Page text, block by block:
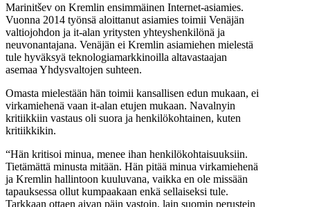
Marinitšev on Kremlin ensimmäinen Internet-asiamies.
Vuonna 2014 työnsä aloittanut asiamies toimii Venäjän
valtiojohdon ja it-alan yritysten yhteyshenkilönä ja
neuvonantajana. Venäjän ei Kremlin asiamiehen mielestä
tule hyväksyä teknologiamarkkinoilla altavastaajan
asemaa Yhdysvaltojen suhteen.
Omasta mielestään hän toimii kansallisen edun mukaan, ei
virkamiehenä vaan it-alan etujen mukaan. Navalnyin
kritiikkiin vastaus oli suora ja henkilökohtainen, kuten
kritiikkikin.
“Hän kritisoi minua, menee ihan henkilökohtaisuuksiin.
Tietämättä minusta mitään. Hän pitää minua virkamiehenä
ja Kremlin hallintoon kuuluvana, vaikka en ole missään
tapauksessa ollut kumpaakaan enkä sellaiseksi tule.
Tarkkaan ottaen aivan päin vastoin, lain suomin perustein